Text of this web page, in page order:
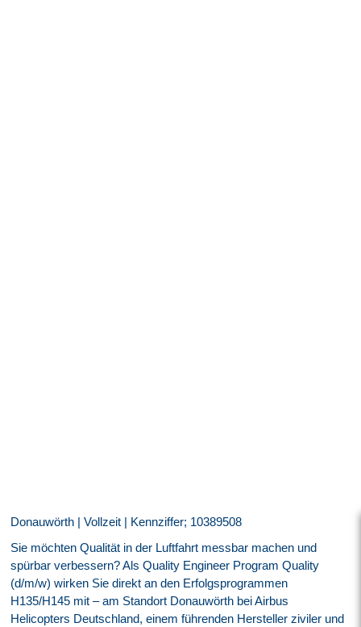
Donauwörth | Vollzeit | Kennziffer; 10389508
Sie möchten Qualität in der Luftfahrt messbar machen und
spürbar verbessern? Als Quality Engineer Program Quality
(d/m/w) wirken Sie direkt an den Erfolgsprogrammen
H135/H145 mit – am Standort Donauwörth bei Airbus
Helicopters Deutschland, einem führenden Hersteller ziviler und